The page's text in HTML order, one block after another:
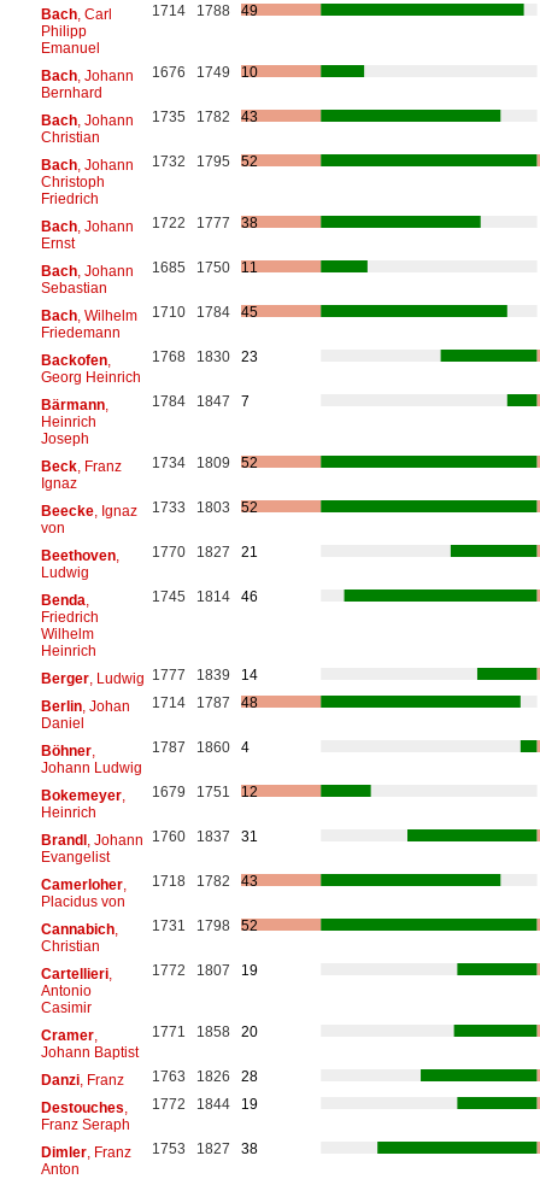
Bach, Carl
Philipp
Emanuel
1714 1788 49
Bach, Johann
Bernhard
1676 1749 10
Bach, Johann
Christian
1735 1782 43
Bach, Johann
Christoph
Friedrich
1732 1795 52
Bach, Johann
Ernst
1722 1777 38
Bach, Johann
Sebastian
1685 1750 11
Bach, Wilhelm
Friedemann
1710 1784 45
Backofen,
Georg Heinrich
1768 1830 23
Bärmann,
Heinrich
Joseph
1784 1847 7
Beck, Franz
Ignaz
1734 1809 52
Beecke, Ignaz
von
1733 1803 52
Beethoven,
Ludwig
1770 1827 21
Benda
Friedrich
Wilhelm
Heinrich
1745 1814 46
Berger, Ludwig 1777 1839
14
Berlin, Johan
Daniel
1714 1787 48
Böhner,
Johann Ludwig
1787 1860 4
Bokemeyer,
Heinrich
1679 1751 12
Brandl, Johann
Evangelist
1760 1837 31
Camerloher,
Placidus von
1718 1782 43
Cannabich,
Christian
1731 1798 52
Cartellieri,
Antonio
Casimir
1772 1807 19
Cramer,
Johann Baptist
1771 1858 20
Danzi, Franz 1763 1826
28
Destouches
Franz Seraph
1772 1844 19
Dimler, Franz
Anton
1753 1827 38